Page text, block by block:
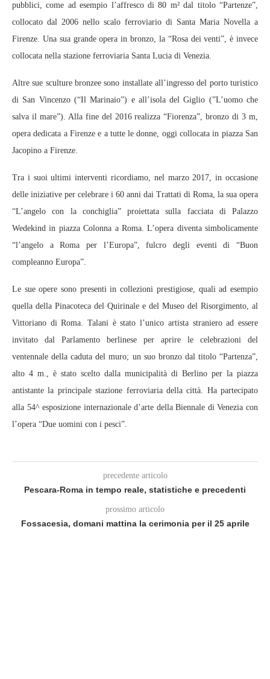
pubblici, come ad esempio l’affresco di 80 m² dal titolo “Partenze”,
collocato dal 2006 nello scalo ferroviario di Santa Maria Novella a
Firenze. Una sua grande opera in bronzo, la “Rosa dei venti”, è invece
collocata nella stazione ferroviaria Santa Lucia di Venezia.
Altre sue sculture bronzee sono installate all’ingresso del porto turistico
di San Vincenzo (“Il Marinaio”) e all’isola del Giglio (”L’uomo che
salva il mare”). Alla fine del 2016 realizza “Fiorenza”, bronzo di 3 m,
opera dedicata a Firenze e a tutte le donne, oggi collocata in piazza San
Jacopino a Firenze.
Tra i suoi ultimi interventi ricordiamo, nel marzo 2017, in occasione
delle iniziative per celebrare i 60 anni dai Trattati di Roma, la sua opera
“L’angelo con la conchiglia” proiettata sulla facciata di Palazzo
Wedekind in piazza Colonna a Roma. L’opera diventa simbolicamente
“l’angelo a Roma per l’Europa”, fulcro degli eventi di “Buon
compleanno Europa”.
Le sue opere sono presenti in collezioni prestigiose, quali ad esempio
quella della Pinacoteca del Quirinale e del Museo del Risorgimento, al
Vittoriano di Roma. Talani è stato l’unico artista straniero ad essere
invitato dal Parlamento berlinese per aprire le celebrazioni del
ventennale della caduta del muro; un suo bronzo dal titolo “Partenza”,
alto 4 m., è stato scelto dalla municipalità di Berlino per la piazza
antistante la principale stazione ferroviaria della città. Ha partecipato
alla 54^ esposizione internazionale d’arte della Biennale di Venezia con
l’opera “Due uomini con i pesci”.
precedente articolo
Pescara-Roma in tempo reale, statistiche e precedenti
prossimo articolo
Fossacesia, domani mattina la cerimonia per il 25 aprile